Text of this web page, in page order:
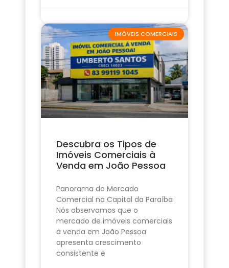
IMÓVEIS COMERCIAIS
Descubra os Tipos de
Imóveis Comerciais à
Venda em João Pessoa
Panorama do Mercado
Comercial na Capital da Paraíba
Nós observamos que o
mercado de imóveis comerciais
à venda em João Pessoa
apresenta crescimento
consistente e